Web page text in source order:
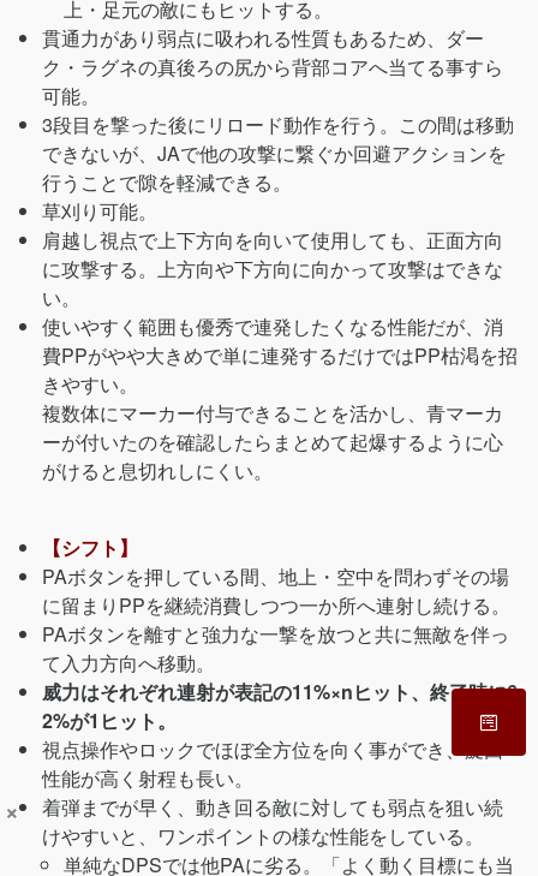
×
上・足元の敵にもヒットする。
貫通力があり弱点に吸われる性質もあるため、ダー
ク・ラグネの真後ろの尻から背部コアへ当てる事すら
可能。
3段目を撃った後にリロード動作を行う。この間は移動
できないが、JAで他の攻撃に繋ぐか回避アクションを
行うことで隙を軽減できる。
草刈り可能。
肩越し視点で上下方向を向いて使用しても、正面方向
に攻撃する。上方向や下方向に向かって攻撃はできな
い。
使いやすく範囲も優秀で連発したくなる性能だが、消
費PPがやや大きめで単に連発するだけではPP枯渇を招
きやすい。
複数体にマーカー付与できることを活かし、青マーカ
ーが付いたのを確認したらまとめて起爆するように心
がけると息切れしにくい。
【シフト】
PAボタンを押している間、地上・空中を問わずその場
に留まりPPを継続消費しつつ一か所へ連射し続ける。
PAボタンを離すと強力な一撃を放つと共に無敵を伴っ
て入力方向へ移動。
威力はそれぞれ連射が表記の11%×nヒット、終了時に6
2%が1ヒット。
視点操作やロックでほぼ全方位を向く事ができ、旋回
性能が高く射程も長い。
着弾までが早く、動き回る敵に対しても弱点を狙い続
けやすいと、ワンポイントの様な性能をしている。
単純なDPSでは他PAに劣る。「よく動く目標にも当